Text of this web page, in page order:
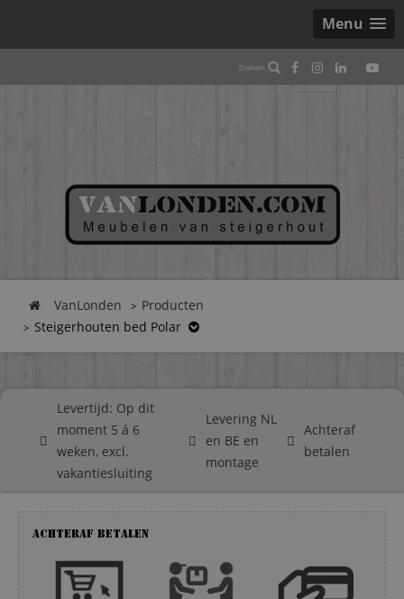
Menu
VanLonden
Producten
Steigerhouten bed Polar
Levertijd: Op dit
moment 5 á 6
weken, excl.
vakantiesluiting
Levering NL
en BE en
montage
Achteraf
betalen
Achteraf betalen